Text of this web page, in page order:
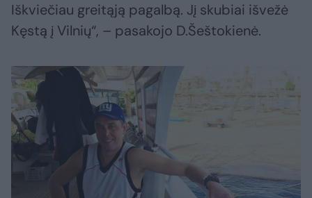
Iškviečiau greitąją pagalbą. Jį skubiai išvežė
Kęstą į Vilnių“, – pasakojo D.Šeštokienė.